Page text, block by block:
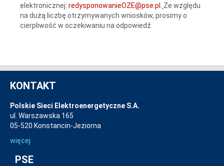
elektronicznej: redysponowanieOZE@pse.pl
Ze względu
na dużą liczbę otrzymywanych wniosków, prosimy o
cierpliwość w oczekiwaniu na odpowiedź.
KONTAKT
Polskie Sieci Elektroenergetyczne S.A.
ul. Warszawska 165
05-520 Konstancin-Jeziorna
więcej
PSE